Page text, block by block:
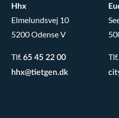
Hhx
Elmelundsvej 10
5200 Odense V
Tlf.65 45 22 00
hhx@tietgen.dk
Tlf.